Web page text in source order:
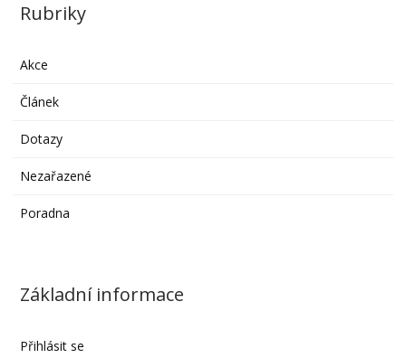
Rubriky
Akce
Článek
Dotazy
Nezařazené
Poradna
Základní informace
Přihlásit se